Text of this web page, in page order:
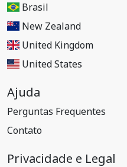
Brasil
New Zealand
United Kingdom
United States
Ajuda
Perguntas Frequentes
Contato
Privacidade e Legal